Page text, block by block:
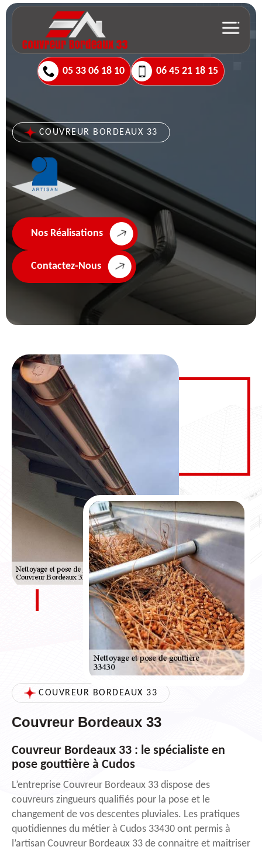
05 33 06 18 10 06 45 21 18 15
COUVREUR BORDEAUX 33
Nos Réalisations
Contactez-Nous
COUVREUR BORDEAUX 33
Couvreur Bordeaux 33
Couvreur Bordeaux 33 : le spécialiste en
pose gouttière à Cudos
L’entreprise Couvreur Bordeaux 33 dispose des
couvreurs zingueurs qualifiés pour la pose et le
changement de vos descentes pluviales. Les pratiques
quotidiennes du métier à Cudos 33430 ont permis à
l’artisan Couvreur Bordeaux 33 de connaitre et maitriser